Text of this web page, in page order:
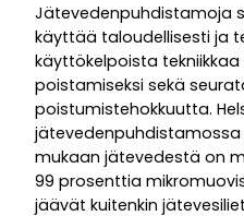
Jätevedenpuhdistamoja
käyttää taloudellisesti ja
käyttökelpoista
poistamiseksi sekä
poistumistehokkuutta.
mukaan jätevedestä on
99 prosenttia
jäävät kuitenkin